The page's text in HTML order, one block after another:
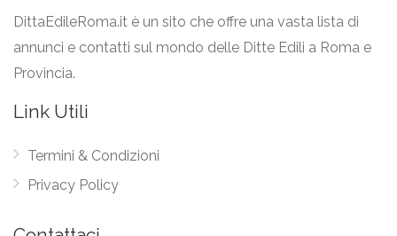
DittaEdileRoma.it è un sito che offre una vasta lista di
annunci e contatti sul mondo delle Ditte Edili a Roma e
Provincia.
Link Utili
Termini & Condizioni
Privacy Policy